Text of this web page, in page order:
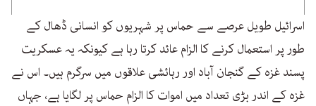
اسرائیل طویل عرصے سے حماس پر شہریوں کو انسانی ڈھال کے
طور پر استعمال کرنے کا الزام عائد کرتا رہا ہے کیونکہ یہ عسکریت
پسند غزہ کے گنجان آباد اور رہائشی علاقوں میں سرگرم ہیں۔ اس نے
غزہ کے اندر بڑی تعداد میں اموات کا الزام حماس پر لگایا ہے، جہاں